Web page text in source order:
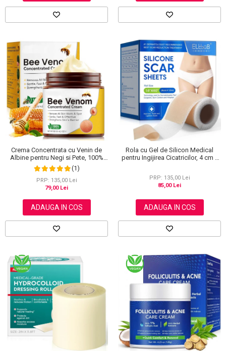
Crema Concentrata cu Venin de
Albine pentru Negi si Pete, 100%
Naturala, 120 g
(1)
PRP: 135,00 Lei
79,00 Lei
ADAUGA IN COS
Rola cu Gel de Silicon Medical
pentru Ingijirea Cicatricilor, 4 cm x
PRP: 135,00 Lei
85,00 Lei
ADAUGA IN COS